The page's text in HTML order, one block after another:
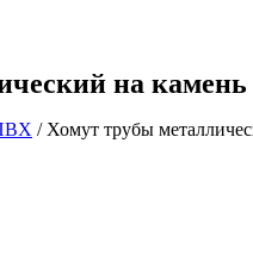
на
/ Хомут трубы